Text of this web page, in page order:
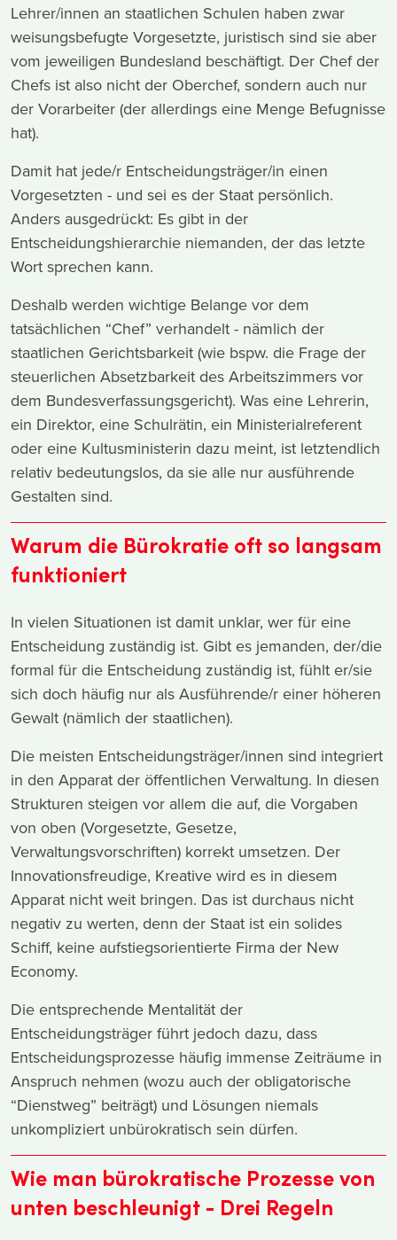
Lehrer/innen an staatlichen Schulen haben zwar
weisungsbefugte Vorgesetzte, juristisch sind sie aber
vom jeweiligen Bundesland beschäftigt. Der Chef der
Chefs ist also nicht der Oberchef, sondern auch nur
der Vorarbeiter (der allerdings eine Menge Befugnisse
hat).
Damit hat jede/r Entscheidungsträger/in einen
Vorgesetzten - und sei es der Staat persönlich.
Anders ausgedrückt: Es gibt in der
Entscheidungshierarchie niemanden, der das letzte
Wort sprechen kann.
Deshalb werden wichtige Belange vor dem
tatsächlichen “Chef” verhandelt - nämlich der
staatlichen Gerichtsbarkeit (wie bspw. die Frage der
steuerlichen Absetzbarkeit des Arbeitszimmers vor
dem Bundesverfassungsgericht). Was eine Lehrerin,
ein Direktor, eine Schulrätin, ein Ministerialreferent
oder eine Kultusministerin dazu meint, ist letztendlich
relativ bedeutungslos, da sie alle nur ausführende
Gestalten sind.
Warum die Bürokratie oft so langsam
funktioniert
In vielen Situationen ist damit unklar, wer für eine
Entscheidung zuständig ist. Gibt es jemanden, der/die
formal für die Entscheidung zuständig ist, fühlt er/sie
sich doch häufig nur als Ausführende/r einer höheren
Gewalt (nämlich der staatlichen).
Die meisten Entscheidungsträger/innen sind integriert
in den Apparat der öffentlichen Verwaltung. In diesen
Strukturen steigen vor allem die auf, die Vorgaben
von oben (Vorgesetzte, Gesetze,
Verwaltungsvorschriften) korrekt umsetzen. Der
Innovationsfreudige, Kreative wird es in diesem
Apparat nicht weit bringen. Das ist durchaus nicht
negativ zu werten, denn der Staat ist ein solides
Schiff, keine aufstiegsorientierte Firma der New
Economy.
Die entsprechende Mentalität der
Entscheidungsträger führt jedoch dazu, dass
Entscheidungsprozesse häufig immense Zeiträume in
Anspruch nehmen (wozu auch der obligatorische
“Dienstweg” beiträgt) und Lösungen niemals
unkompliziert unbürokratisch sein dürfen.
Wie man bürokratische Prozesse von
unten beschleunigt - Drei Regeln